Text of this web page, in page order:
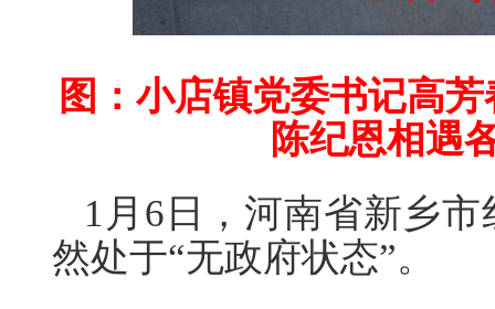
图：小店镇党委书记高芳
陈纪恩相遇
1月6日，河南省新乡市
然处于“无政府状态”。